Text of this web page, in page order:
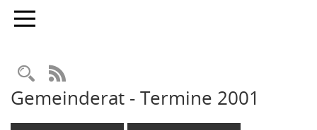
Toggle navigation
Rechercheauswahl
RSS-Feed
Gemeinderat - Termine 2001